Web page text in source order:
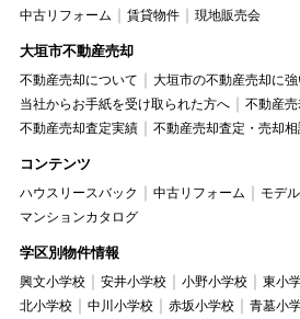
中古リフォーム
賃貸物件 現地販売会
大垣市不動産売却
不動産売却について
大垣市の不動産売却に
当社からお手紙を受け取られた方へ
不動産
不動産売却査定実績
不動産売却査定・売却相
コンテンツ
ハウスリースバック 中古リフォーム
モデ
マンションカタログ
学区別物件情報
興文小学校 安井小学校 小野小学校 東小
北小学校
中川小学校 赤坂小学校 青墓小